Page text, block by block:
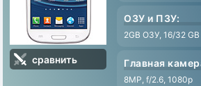
сравнить
ОЗУ и ПЗУ:
2GB ОЗУ, 16/32 GB
Главная
8MP, f/2.6, 1080p